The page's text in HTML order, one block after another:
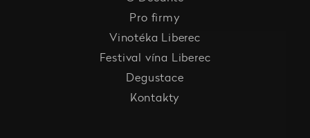
Pro firmy
Vinotéka Liberec
Festival vína Liberec
Degustace
Kontakty